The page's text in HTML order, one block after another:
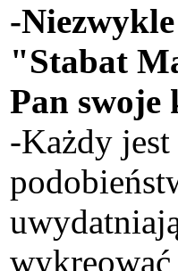
-
"Stabat
Pan swoje
-Każdy